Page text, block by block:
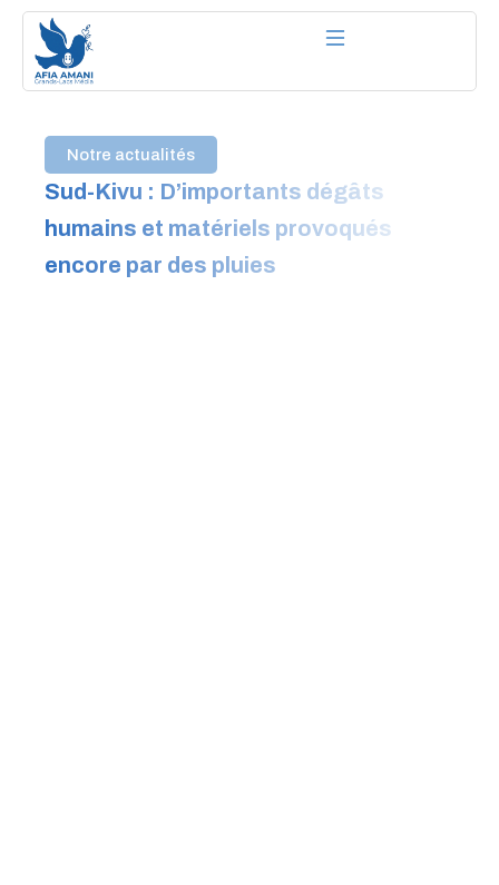
Aller
contenu
Notre actualités
Sud-Kivu : D’importants dégâts
humains et matériels provoqués
encore par des pluies